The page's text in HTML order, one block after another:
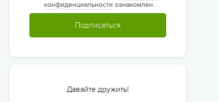
конфиденциальности ознакомлен.
Подписаться
Давайте дружить!